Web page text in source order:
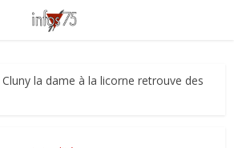
la dame à la licorne retrouve des